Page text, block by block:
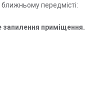
передмісті:
запилення приміщення.